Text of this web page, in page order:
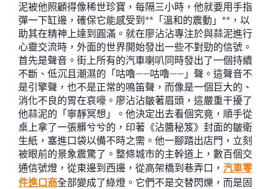
泥被他照顧得像稀世珍寶，每隔三小時，他就要用手指
彈一下缸邊，確保它能感受到**「溫和的震動」**，以
助其在精神上達到圓滿。就在廖沾沾專注於與蒜泥進行
心靈交流時，外面的世界開始發出一些不對勁的信號。
首先是聲音。街上所有的汽車喇叭同時發出了一個持續
不斷、低沉且潮濕的「咕嚕——咕嚕——」聲。這聲音不
是引擎聲，也不是正常的鳴笛聲，而像是一個巨大的、
消化不良的胃在哀嚎。廖沾沾皺著眉頭，這嚴重干擾了
他蒜泥的「寧靜冥想」。他決定出去看個究竟，順手從
桌上拿了一張髒兮兮的，印著《沾醬秘笈》封面的皺衛
生紙，塞進口袋以備不時之需。他一腳踏出店門，立刻
被眼前的景象震驚了。整條城市的主幹道上，數百個交
通信號燈，從東邊到西邊，從高架橋到巷弄口， 汽車零
件進口商全部變成了綠燈。它們不是交替閃爍，而是固